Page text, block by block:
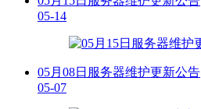
05-14
05月08日服务器维护更新公告
05-07